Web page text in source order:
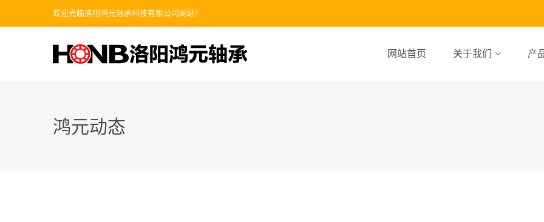
欢迎光临洛阳鸿元轴承科技有限公司网站！
网站首页 关于我们 产
鸿元动态